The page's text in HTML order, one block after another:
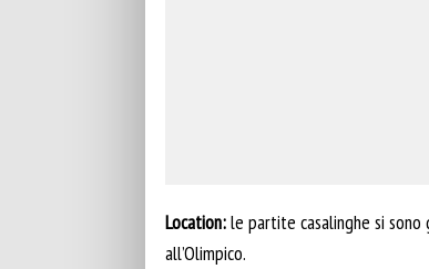
Location:le partite casalinghe si
all’Olimpico.